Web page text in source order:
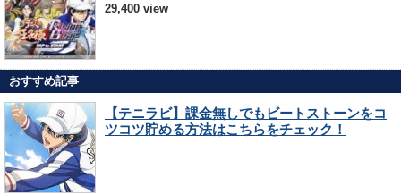
29,400 view
おすすめ記事
【テニラビ】課金無しでもビートストーンをコ
ツコツ貯める方法はこちらをチェック！